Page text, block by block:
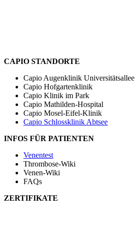
CAPIO STANDORTE
Capio Augenklinik Universitätsallee
Capio Hofgartenklinik
Capio Klinik im Park
Capio Mathilden-Hospital
Capio Mosel-Eifel-Klinik
Capio Schlossklinik Abtsee
INFOS FÜR PATIENTEN
Venentest
Thrombose-Wiki
Venen-Wiki
FAQs
ZERTIFIKATE